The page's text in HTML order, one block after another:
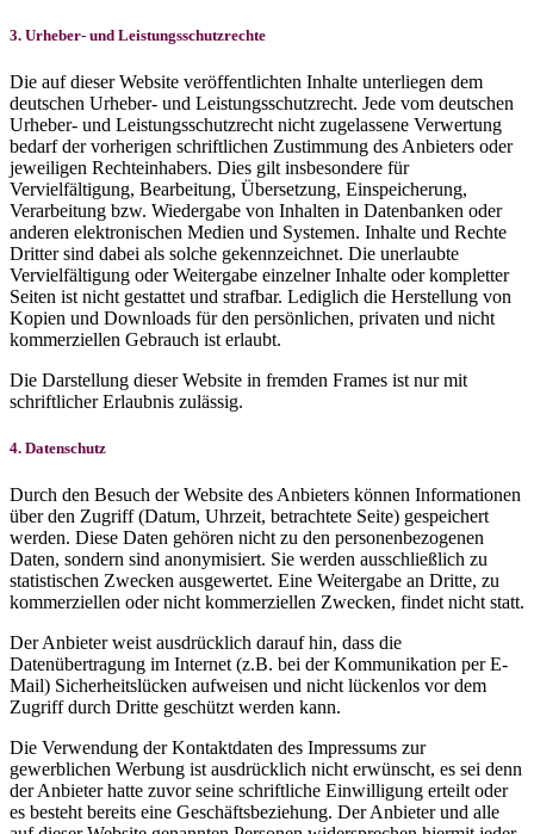
3. Urheber- und Leistungsschutzrechte
Die auf dieser Website veröffentlichten Inhalte unterliegen dem
deutschen Urheber- und Leistungsschutzrecht. Jede vom deutschen
Urheber- und Leistungsschutzrecht nicht zugelassene Verwertung
bedarf der vorherigen schriftlichen Zustimmung des Anbieters oder
jeweiligen Rechteinhabers. Dies gilt insbesondere für
Vervielfältigung, Bearbeitung, Übersetzung, Einspeicherung,
Verarbeitung bzw. Wiedergabe von Inhalten in Datenbanken oder
anderen elektronischen Medien und Systemen. Inhalte und Rechte
Dritter sind dabei als solche gekennzeichnet. Die unerlaubte
Vervielfältigung oder Weitergabe einzelner Inhalte oder kompletter
Seiten ist nicht gestattet und strafbar. Lediglich die Herstellung von
Kopien und Downloads für den persönlichen, privaten und nicht
kommerziellen Gebrauch ist erlaubt.
Die Darstellung dieser Website in fremden Frames ist nur mit
schriftlicher Erlaubnis zulässig.
4. Datenschutz
Durch den Besuch der Website des Anbieters können Informationen
über den Zugriff (Datum, Uhrzeit, betrachtete Seite) gespeichert
werden. Diese Daten gehören nicht zu den personenbezogenen
Daten, sondern sind anonymisiert. Sie werden ausschließlich zu
statistischen Zwecken ausgewertet. Eine Weitergabe an Dritte, zu
kommerziellen oder nicht kommerziellen Zwecken, findet nicht statt.
Der Anbieter weist ausdrücklich darauf hin, dass die
Datenübertragung im Internet (z.B. bei der Kommunikation per E-
Mail) Sicherheitslücken aufweisen und nicht lückenlos vor dem
Zugriff durch Dritte geschützt werden kann.
Die Verwendung der Kontaktdaten des Impressums zur
gewerblichen Werbung ist ausdrücklich nicht erwünscht, es sei denn
der Anbieter hatte zuvor seine schriftliche Einwilligung erteilt oder
es besteht bereits eine Geschäftsbeziehung. Der Anbieter und alle